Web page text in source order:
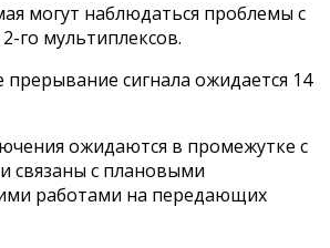
могут наблюдаться проблемы с
го мультиплексов.
сигнала ожидается 14
ожидаются в промежутке с
связаны с плановыми
работами на передающих